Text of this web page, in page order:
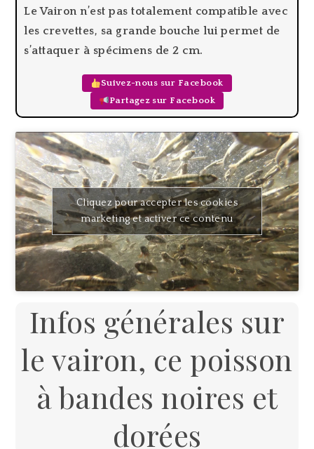
Le Vairon n’est pas totalement compatible avec
les crevettes, sa grande bouche lui permet de
s’attaquer à spécimens de 2 cm.
Suivez-nous sur Facebook
Partagez sur Facebook
Cliquez pour accepter les cookies
marketing et activer ce contenu
Infos générales sur
le vairon, ce poisson
à bandes noires et
dorées